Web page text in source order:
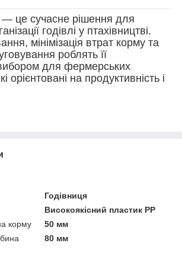
— це сучасне рішення для
годівлі у птахівництві.
мінімізація втрат корму та
роблять її
для фермерських
орієнтовані на продуктивність і
Годівниця
Високоякісний пластик PP
корму
50 мм
80 мм